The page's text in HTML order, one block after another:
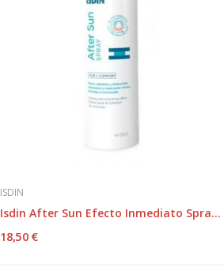
ISDIN
Isdin After Sun Efecto Inmediato Spray 200 ml
18,50 €